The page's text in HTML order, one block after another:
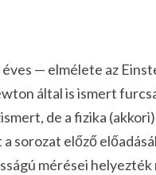
— elmélete az
által is ismert
de a fizika
sorozat előző
mérései